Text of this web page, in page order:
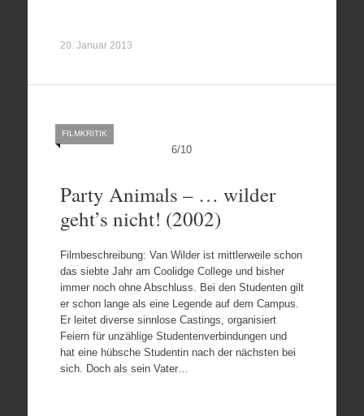
20. Januar 2013
6/10
FILMKRITIK
Party Animals – … wilder
geht’s nicht! (2002)
Filmbeschreibung: Van Wilder ist mittlerweile schon
das siebte Jahr am Coolidge College und bisher
immer noch ohne Abschluss. Bei den Studenten gilt
er schon lange als eine Legende auf dem Campus.
Er leitet diverse sinnlose Castings, organisiert
Feiern für unzählige Studentenverbindungen und
hat eine hübsche Studentin nach der nächsten bei
sich. Doch als sein Vater…